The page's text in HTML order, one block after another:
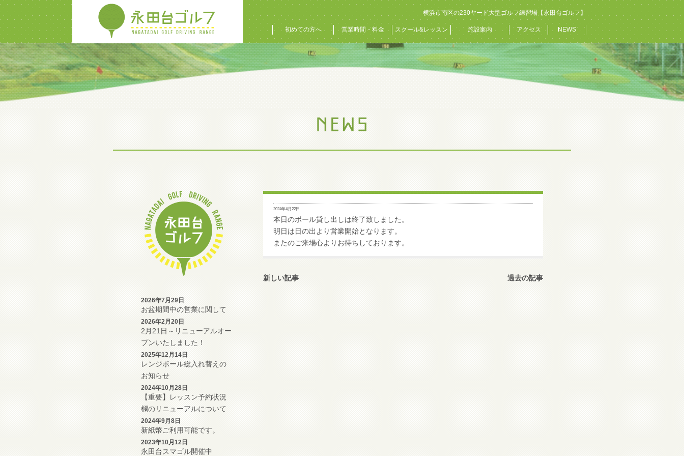
横浜市南区の230ヤード大型ゴルフ練習場【永田台ゴルフ】
初めての方へ 営業時間・料金 スクール&レッスン 施設案内 アクセス NEWS
2026年7月29日
お盆期間中の営業に関して
2026年2月20日
2月21日～リニューアルオー
プンいたしました！
2025年12月14日
レンジボール総入れ替えの
お知らせ
2024年10月28日
【重要】レッスン予約状況
欄のリニューアルについて
2024年9月8日
新紙幣ご利用可能です。
2023年10月12日
永田台スマゴル開催中
2024年4月22日
本日のボール貸し出しは終了致しました。
明日は日の出より営業開始となります。
またのご来場心よりお待ちしております。
新しい記事 過去の記事